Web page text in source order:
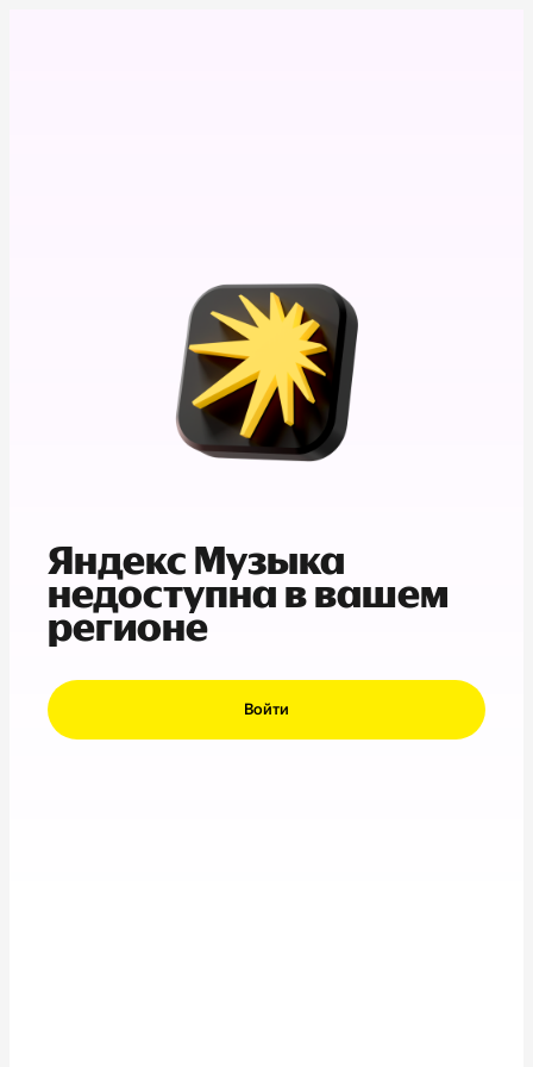
Яндекс Музыка
недоступна в вашем
регионе
Войти